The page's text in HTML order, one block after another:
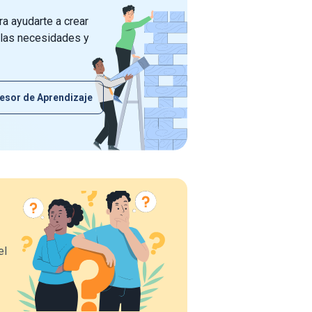
ayudarte a crear
necesidades y
de Aprendizaje